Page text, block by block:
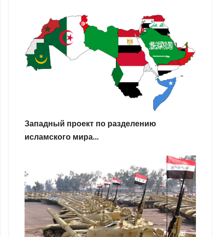
Западный проект по разделению
исламского мира...